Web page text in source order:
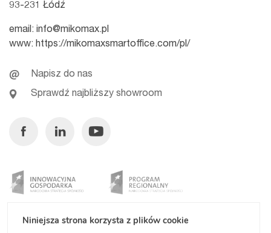
93-231 Łódź
email: info@mikomax.pl
www: https://mikomaxsmartoffice.com/pl/
Napisz do nas
Sprawdź najbliższy showroom
FacebookLinkedinYoutube
Niniejsza strona korzysta z plików cookie